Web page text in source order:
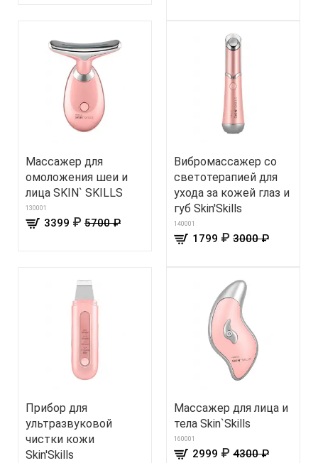
Массажер для
омоложения шеи и
лица SKIN` SKILLS
130001
3399 ₽ 5700 ₽
Вибромассажер со
светотерапией для
ухода за кожей глаз и
губ Skin'Skills
140001
1799 ₽ 3000 ₽
Прибор для
ультразвуковой
чистки кожи
Skin'Skills
Массажер для лица и
тела Skin`Skills
160001
2999 ₽ 4300 ₽